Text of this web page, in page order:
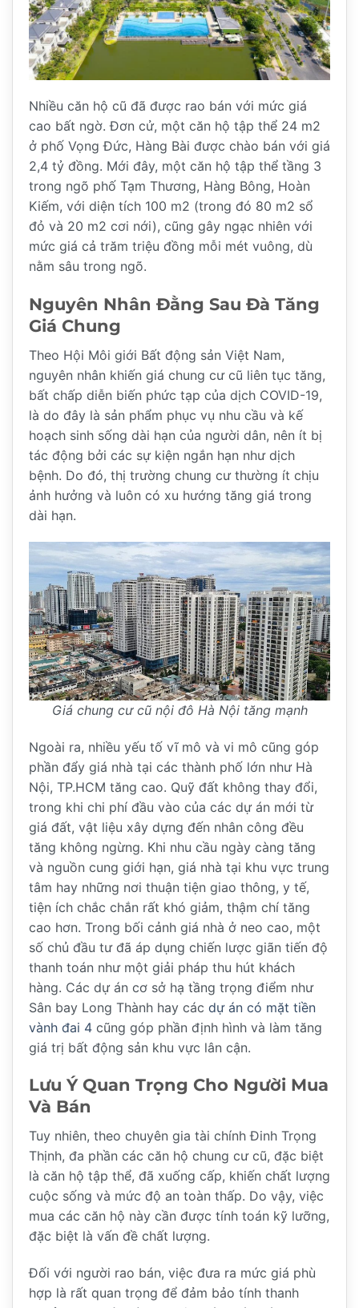
Nhiều căn hộ cũ đã được rao bán với mức giá
cao bất ngờ. Đơn cử, một căn hộ tập thể 24 m2
ở phố Vọng Đức, Hàng Bài được chào bán với giá
2,4 tỷ đồng. Mới đây, một căn hộ tập thể tầng 3
trong ngõ phố Tạm Thương, Hàng Bông, Hoàn
Kiếm, với diện tích 100 m2 (trong đó 80 m2 sổ
đỏ và 20 m2 cơi nới), cũng gây ngạc nhiên với
mức giá cả trăm triệu đồng mỗi mét vuông, dù
nằm sâu trong ngõ.
Nguyên Nhân Đằng Sau Đà Tăng
Giá Chung
Theo Hội Môi giới Bất động sản Việt Nam,
nguyên nhân khiến giá chung cư cũ liên tục tăng,
bất chấp diễn biến phức tạp của dịch COVID-19,
là do đây là sản phẩm phục vụ nhu cầu và kế
hoạch sinh sống dài hạn của người dân, nên ít bị
tác động bởi các sự kiện ngắn hạn như dịch
bệnh. Do đó, thị trường chung cư thường ít chịu
ảnh hưởng và luôn có xu hướng tăng giá trong
dài hạn.
Giá chung cư cũ nội đô Hà Nội tăng mạnh
Ngoài ra, nhiều yếu tố vĩ mô và vi mô cũng góp
phần đẩy giá nhà tại các thành phố lớn như Hà
Nội, TP.HCM tăng cao. Quỹ đất không thay đổi,
trong khi chi phí đầu vào của các dự án mới từ
giá đất, vật liệu xây dựng đến nhân công đều
tăng không ngừng. Khi nhu cầu ngày càng tăng
và nguồn cung giới hạn, giá nhà tại khu vực trung
tâm hay những nơi thuận tiện giao thông, y tế,
tiện ích chắc chắn rất khó giảm, thậm chí tăng
cao hơn. Trong bối cảnh giá nhà ở neo cao, một
số chủ đầu tư đã áp dụng chiến lược giãn tiến độ
thanh toán như một giải pháp thu hút khách
hàng. Các dự án cơ sở hạ tầng trọng điểm như
Sân bay Long Thành hay các dự án có mặt tiền
vành đai 4 cũng góp phần định hình và làm tăng
giá trị bất động sản khu vực lân cận.
Lưu Ý Quan Trọng Cho Người Mua
Và Bán
Tuy nhiên, theo chuyên gia tài chính Đinh Trọng
Thịnh, đa phần các căn hộ chung cư cũ, đặc biệt
là căn hộ tập thể, đã xuống cấp, khiến chất lượng
cuộc sống và mức độ an toàn thấp. Do vậy, việc
mua các căn hộ này cần được tính toán kỹ lưỡng,
đặc biệt là vấn đề chất lượng.
Đối với người rao bán, việc đưa ra mức giá phù
hợp là rất quan trọng để đảm bảo tính thanh